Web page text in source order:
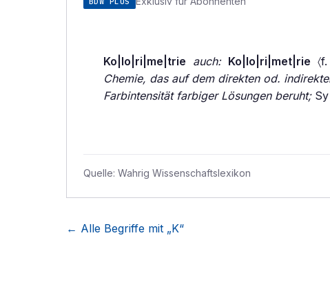
Ko|lo|ri|me|trie auch: Ko|lo|ri|met|rie
Chemie, das auf dem direkten od.
Farbintensität farbiger Lösungen beruht;Sy
Quelle: Wahrig Wissenschaftslexikon
← Alle Begriffe mit „K“